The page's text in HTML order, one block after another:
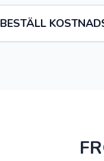
BESTÄLL